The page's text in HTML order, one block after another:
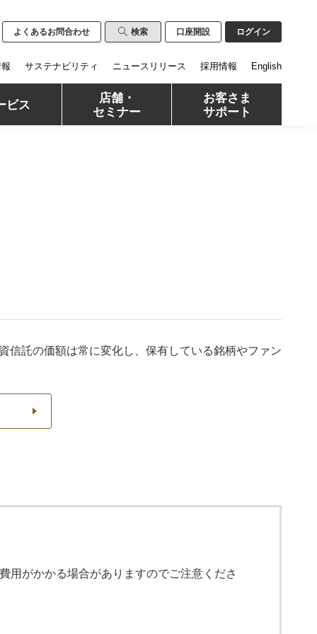
よくあるお問合わせ 検索 口座開設 ログイン
ビス
店舗・
セミナー
お客さま
サポート
サステナビリティ ニュースリリース 採用情報 English
信託の価額は常に変化し、保有している銘柄やファン
用がかかる場合がありますのでご注意くださ